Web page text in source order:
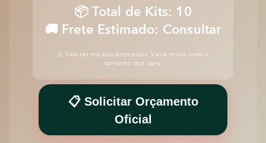
📦 Total de Kits: 10
🚚 Frete Estimado: Consultar
⚠️ Valores médios estimados. Varia muito com o
tamanho dos itens
📋 Solicitar Orçamento
Oficial